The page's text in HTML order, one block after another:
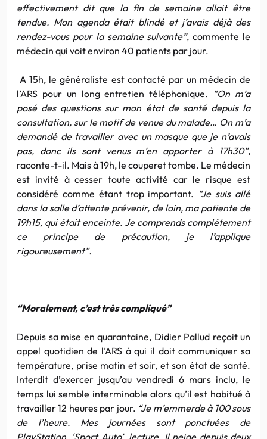
effectivement dit que la fin de semaine allait être
tendue. Mon agenda était blindé et j’avais déjà des
rendez-vous pour la semaine suivante”, commente le
médecin qui voit environ 40 patients par jour.
A 15h, le généraliste est contacté par un médecin de
l’ARS pour un long entretien téléphonique. “On m’a
posé des questions sur mon état de santé depuis la
consultation, sur le motif de venue du malade… On m’a
demandé de travailler avec un masque que je n’avais
pas, donc ils sont venus m’en apporter à 17h30”,
raconte-t-il. Mais à 19h, le couperet tombe. Le médecin
est invité à cesser toute activité car le risque est
considéré comme étant trop important. “Je suis allé
dans la salle d’attente prévenir, de loin, ma patiente de
19h15, qui était enceinte. Je comprends complétement
ce principe de précaution, je l’applique
rigoureusement”.
“Moralement, c’est très compliqué”
Depuis sa mise en quarantaine, Didier Pallud reçoit un
appel quotidien de l’ARS à qui il doit communiquer sa
température, prise matin et soir, et son état de santé.
Interdit d’exercer jusqu’au vendredi 6 mars inclu, le
temps lui semble interminable alors qu’il est habitué à
travailler 12 heures par jour. “Je m’emmerde à 100 sous
de l’heure. Mes journées sont ponctuées de
PlayStation, ‘Sport Auto’, lecture. Il neige depuis deux